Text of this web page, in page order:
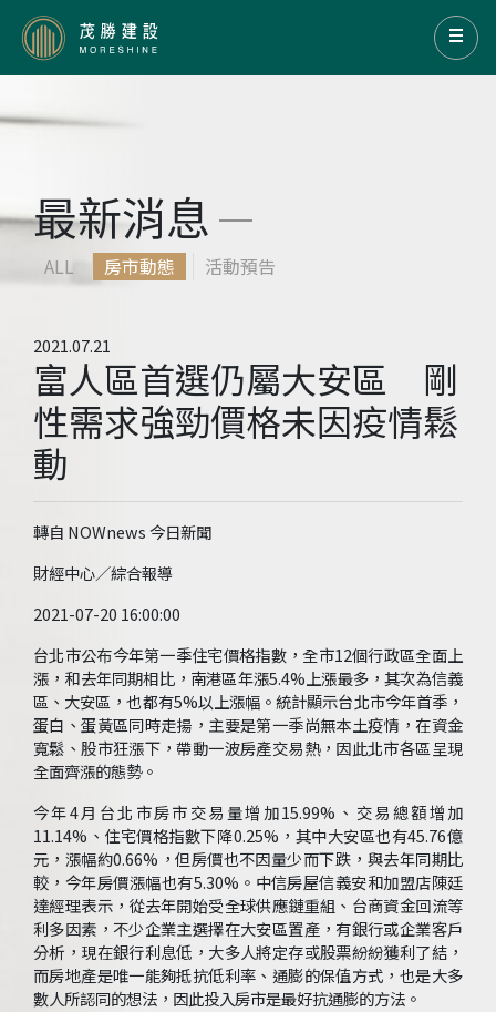
最新消息
ALL 房市動態 活動預告
2021.07.21
富人區首選仍屬大安區 剛
性需求強勁價格未因疫情鬆
動
轉自 NOWnews 今日新聞
財經中心／綜合報導
2021-07-20 16:00:00
台北市公布今年第一季住宅價格指數，全市12個行政區全面上
漲，和去年同期相比，南港區年漲5.4%上漲最多，其次為信義
區、大安區，也都有5%以上漲幅。統計顯示台北市今年首季，
蛋白、蛋黃區同時走揚，主要是第一季尚無本土疫情，在資金
寬鬆、股市狂漲下，帶動一波房產交易熱，因此北市各區呈現
全面齊漲的態勢。
今年4月台北市房市交易量增加15.99%、交易總額增加
11.14%、住宅價格指數下降0.25%，其中大安區也有45.76億
元，漲幅約0.66%，但房價也不因量少而下跌，與去年同期比
較，今年房價漲幅也有5.30%。中信房屋信義安和加盟店陳廷
達經理表示，從去年開始受全球供應鏈重組、台商資金回流等
利多因素，不少企業主選擇在大安區置產，有銀行或企業客戶
分析，現在銀行利息低，大多人將定存或股票紛紛獲利了結，
而房地產是唯一能夠抵抗低利率、通膨的保值方式，也是大多
數人所認同的想法，因此投入房市是最好抗通膨的方法。